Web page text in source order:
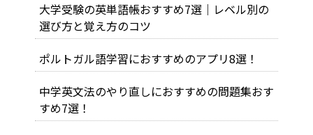
大学受験の英単語帳おすすめ7選｜レベル別の
選び方と覚え方のコツ
ポルトガル語学習におすすめのアプリ8選！
中学英文法のやり直しにおすすめの問題集おす
すめ7選！